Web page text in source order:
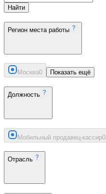
Найти
Регион места работы
Москва0 Показать ещё
Должность
Мобильный продавец-кассир0
Отрасль